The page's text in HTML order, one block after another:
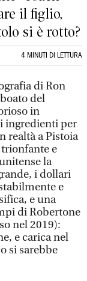
il figlio,
si è rotto?
4 MINUTI DI LETTURA
di Ron
del
in
ingredienti per
realtà a Pistoia
e
la
i dollari
e
e una
di Robertone
nel 2019):
e carica nel
si sarebbe